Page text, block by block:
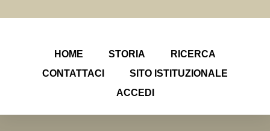
HOME STORIA
RICERCA
CONTATTACI
SITO ISTITUZIONALE
ACCEDI